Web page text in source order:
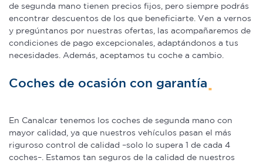
de segunda mano tienen precios fijos, pero siempre podrás
encontrar descuentos de los que beneficiarte. Ven a vernos
y pregúntanos por nuestras ofertas, las acompañaremos de
condiciones de pago excepcionales, adaptándonos a tus
necesidades. Además, aceptamos tu coche a cambio.
Coches de ocasión con garantía
En Canalcar tenemos los coches de segunda mano con
mayor calidad, ya que nuestros vehículos pasan el más
riguroso control de calidad –solo lo supera 1 de cada 4
coches–. Estamos tan seguros de la calidad de nuestros